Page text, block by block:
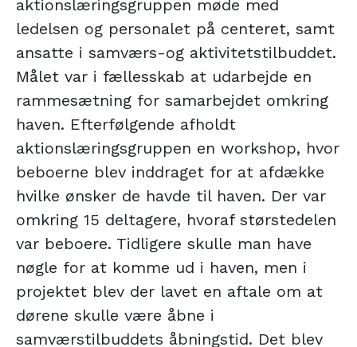
aktionslæringsgruppen møde med
ledelsen og personalet på centeret, samt
ansatte i samværs-og aktivitetstilbuddet.
Målet var i fællesskab at udarbejde en
rammesætning for samarbejdet omkring
haven. Efterfølgende afholdt
aktionslæringsgruppen en workshop, hvor
beboerne blev inddraget for at afdække
hvilke ønsker de havde til haven. Der var
omkring 15 deltagere, hvoraf størstedelen
var beboere. Tidligere skulle man have
nøgle for at komme ud i haven, men i
projektet blev der lavet en aftale om at
dørene skulle være åbne i
samværstilbuddets åbningstid. Det blev